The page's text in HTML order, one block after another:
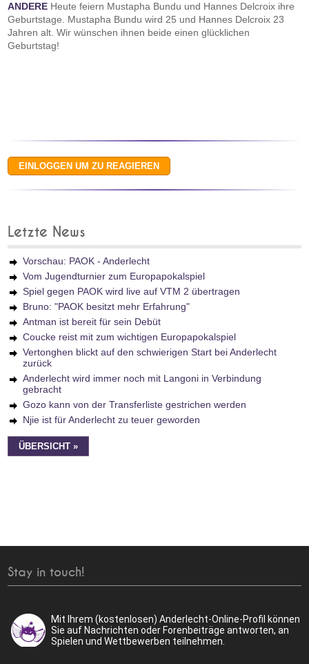
ANDERE Heute feiern Mustapha Bundu und Hannes Delcroix ihre
Geburtstage. Mustapha Bundu wird 25 und Hannes Delcroix 23
Jahren alt. Wir wünschen ihnen beide einen glücklichen
Geburtstag!
Letzte News
Vorschau: PAOK - Anderlecht
Vom Jugendturnier zum Europapokalspiel
Spiel gegen PAOK wird live auf VTM 2 übertragen
Bruno: "PAOK besitzt mehr Erfahrung"
Antman ist bereit für sein Debüt
Coucke reist mit zum wichtigen Europapokalspiel
Vertonghen blickt auf den schwierigen Start bei Anderlecht
zurück
Anderlecht wird immer noch mit Langoni in Verbindung
gebracht
Gozo kann von der Transferliste gestrichen werden
Njie ist für Anderlecht zu teuer geworden
ÜBERSICHT »
Stay in touch!
Mit Ihrem (kostenlosen) Anderlecht-Online-Profil können
Sie auf Nachrichten oder Forenbeiträge antworten, an
Spielen und Wettbewerben teilnehmen.